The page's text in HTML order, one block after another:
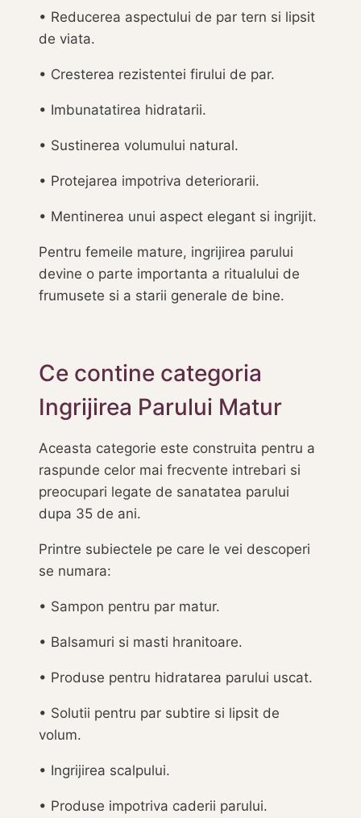
• Reducerea aspectului de par tern si lipsit
de viata.
• Cresterea rezistentei firului de par.
• Imbunatatirea hidratarii.
• Sustinerea volumului natural.
• Protejarea impotriva deteriorarii.
• Mentinerea unui aspect elegant si ingrijit.
Pentru femeile mature, ingrijirea parului
devine o parte importanta a ritualului de
frumusete si a starii generale de bine.
Ce contine categoria
Ingrijirea Parului Matur
Aceasta categorie este construita pentru a
raspunde celor mai frecvente intrebari si
preocupari legate de sanatatea parului
dupa 35 de ani.
Printre subiectele pe care le vei descoperi
se numara:
• Sampon pentru par matur.
• Balsamuri si masti hranitoare.
• Produse pentru hidratarea parului uscat.
• Solutii pentru par subtire si lipsit de
volum.
• Ingrijirea scalpului.
• Produse impotriva caderii parului.